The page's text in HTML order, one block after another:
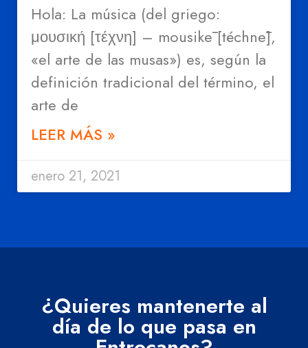
Hola: La música (del griego:
μουσική [τέχνη] – mousikē [téchnē],
«el arte de las musas») es, según la
definición tradicional del término, el
arte de
LEER MÁS »
enero 21, 2021
¿Quieres mantenerte al
día de lo que pasa en